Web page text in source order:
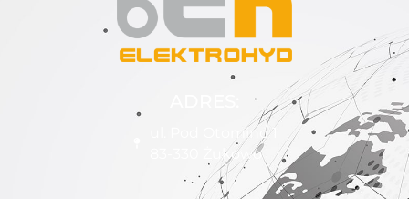
ul. Pod Otomino 1
83-330 Żukowo